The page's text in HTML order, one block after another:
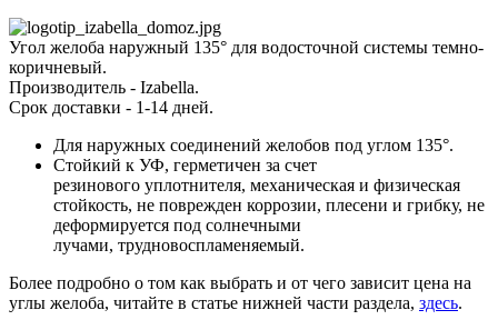
Угол желоба наружный 135° для водосточной системы темно-
коричневый.
Производитель - Izabella.
Срок доставки - 1-14 дней.
Для наружных соединений желобов под углом 135°.
Стойкий к УФ, герметичен за счет
резинового уплотнителя, механическая и физическая
стойкость, не поврежден коррозии, плесени и грибку, не
деформируется под солнечными
лучами, трудновоспламеняемый.
Более подробно о том как выбрать и от чего зависит цена на
углы желоба, читайте в статье нижней части раздела, здесь.